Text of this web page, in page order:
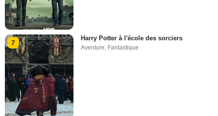
7
Harry Potter à l'école des sorciers
Aventure, Fantastique